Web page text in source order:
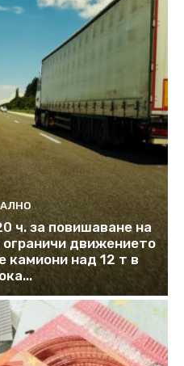
ч. за повишаване на
движението
камиони над 12 т в